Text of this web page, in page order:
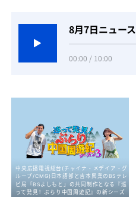
8月7日ニュース
00:00 / 10:00